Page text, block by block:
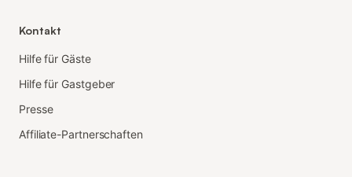
Kontakt
Hilfe für Gäste
Hilfe für Gastgeber
Presse
Affiliate-Partnerschaften